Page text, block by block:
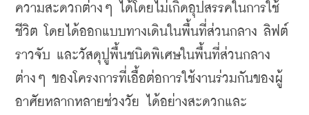
ความสะดวกต่างๆ ได้โดยไม่เกิดอุปสรรคในการใช้
ชีวิต โดยได้ออกแบบทางเดินในพื้นที่ส่วนกลาง ลิฟต์
ราวจับ และวัสดุปูพื้นชนิดพิเศษในพื้นที่ส่วนกลาง
ต่างๆ ของโครงการที่เอื้อต่อการใช้งานร่วมกันของผู้
อาศัยหลากหลายช่วงวัย ได้อย่างสะดวกและ